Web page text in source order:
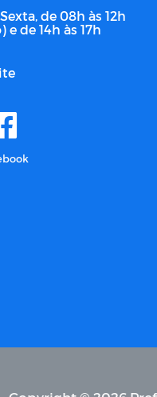
de 08h às 12h
e de 14h às 17h